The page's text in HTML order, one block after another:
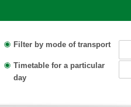
Filter by mode of transport
Timetable for a particular
day